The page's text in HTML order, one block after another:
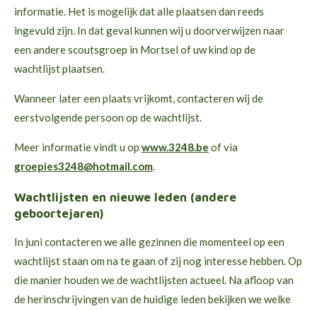
informatie. Het is mogelijk dat alle plaatsen dan reeds
ingevuld zijn. In dat geval kunnen wij u doorverwijzen naar
een andere scoutsgroep in Mortsel of uw kind op de
wachtlijst plaatsen.
Wanneer later een plaats vrijkomt, contacteren wij de
eerstvolgende persoon op de wachtlijst.
Meer informatie vindt u op www.3248.be of via
groepies3248@hotmail.com.
Wachtlijsten en nieuwe leden (andere
geboortejaren)
In juni contacteren we alle gezinnen die momenteel op een
wachtlijst staan om na te gaan of zij nog interesse hebben. Op
die manier houden we de wachtlijsten actueel. Na afloop van
de herinschrijvingen van de huidige leden bekijken we welke